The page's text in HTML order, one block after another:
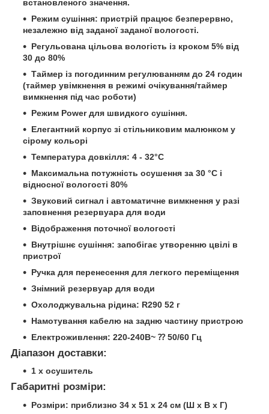
встановленого значення.
Режим сушіння: пристрій працює безперервно,
незалежно від заданої заданої вологості.
Регульована цільова вологість із кроком 5% від
30 до 80%
Таймер із погодинним регулюванням до 24 годин
(таймер увімкнення в режимі очікування/таймер
вимкнення під час роботи)
Режим Power для швидкого сушіння.
Елегантний корпус зі стільниковим малюнком у
сірому кольорі
Температура довкілля: 4 - 32°C
Максимальна потужність осушення за 30 °C і
відносної вологості 80%
Звуковий сигнал і автоматичне вимкнення у разі
заповнення резервуара для води
Відображення поточної вологості
Внутрішнє сушіння: запобігає утворенню цвілі в
пристрої
Ручка для перенесення для легкого переміщення
Знімний резервуар для води
Охолоджувальна рідина: R290 52 г
Намотування кабелю на задню частину пристрою
Електроживлення: 220-240В~ ⁇ 50/60 Гц
Діапазон доставки:
1 х осушитель
Габаритні розміри:
Розміри: приблизно 34 х 51 х 24 см (Ш х В х Г)